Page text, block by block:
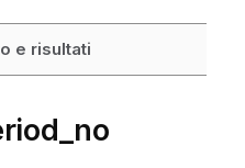
e risultati